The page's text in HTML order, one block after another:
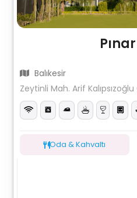
Balıkesir
Zeytinli Mah. Arif
Oda & Kahvaltı